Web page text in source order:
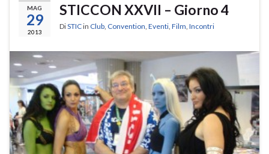
MAG
29
2013
STICCON XXVII – Giorno 4
DiSTICin Club, Convention, Eventi, Film, Incontri